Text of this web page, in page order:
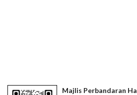
Majlis Perbandaran